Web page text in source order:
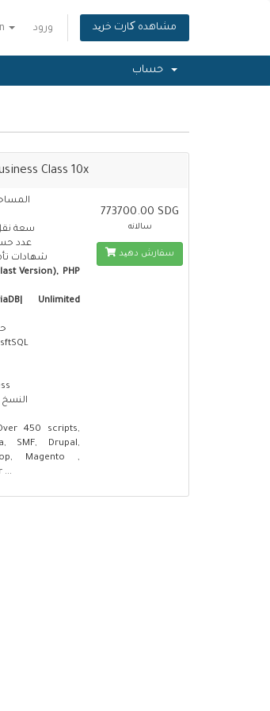
ورود مشاهده کارت خرید
Class 10x
سعة نقل
عدد
شهادات
Version), PHP
Unlimited
النسخ
450 scripts,
SMF, Drupal,
Magento ,
...
773700.00 SDG
سالانه
سفارش دهید